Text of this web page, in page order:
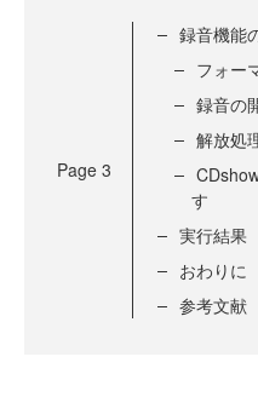
Page 3
録音機能
フォー
録音の
解放処
す
実行結果
おわりに
参考文献